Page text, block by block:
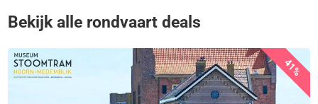
Bekijk alle rondvaart deals
41%